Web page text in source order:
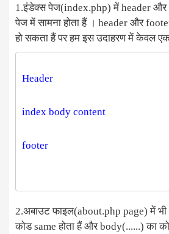
1.इंडेक्स पेज(index.php) में header और
पेज में सामना होता हैं । header और
हो सकता हैं पर हम इस उदाहरण में केवल
2.अबाउट फाइल(about.php page) में
कोड same होता हैं और body(......) का